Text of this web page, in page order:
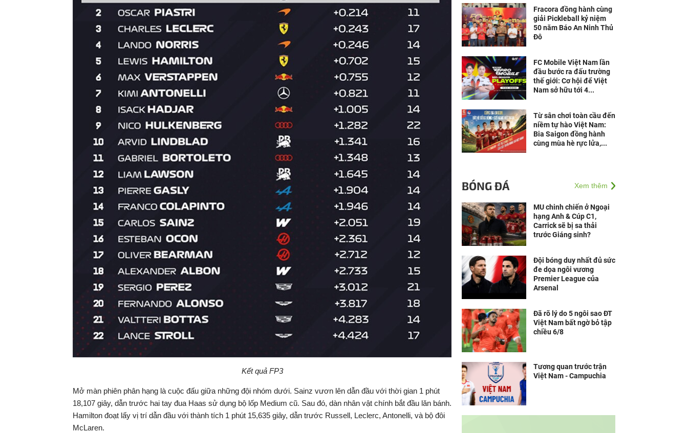
Kết quả FP3
Mở màn phiên phân hạng là cuộc đấu giữa những đội nhóm dưới. Sainz vươn lên dẫn đầu với thời gian 1 phút
18,107 giây, dẫn trước hai tay đua Haas sử dụng bộ lốp Medium cũ. Sau đó, dàn nhân vật chính bắt đầu lăn bánh.
Hamilton đoạt lấy vị trí dẫn đầu với thành tích 1 phút 15,635 giây, dẫn trước Russell, Leclerc, Antonelli, và bộ đôi
McLaren.
Fracora đồng hành cùng
giải Pickleball kỷ niệm
50 năm Báo An Ninh Thủ
Đô
FC Mobile Việt Nam lần
đầu bước ra đấu trường
thế giới: Cơ hội để Việt
Nam sở hữu tới 4...
Từ sân chơi toàn cầu đến
niềm tự hào Việt Nam:
Bia Saigon đồng hành
cùng mùa hè rực lửa,...
BÓNG ĐÁ Xem thêm
MU chinh chiến ở Ngoại
hạng Anh & Cúp C1,
Carrick sẽ bị sa thải
trước Giáng sinh?
Đội bóng duy nhất đủ sức
đe dọa ngôi vương
Premier League của
Arsenal
Đã rõ lý do 5 ngôi sao ĐT
Việt Nam bất ngờ bỏ tập
chiều 6/8
Tương quan trước trận
Việt Nam - Campuchia